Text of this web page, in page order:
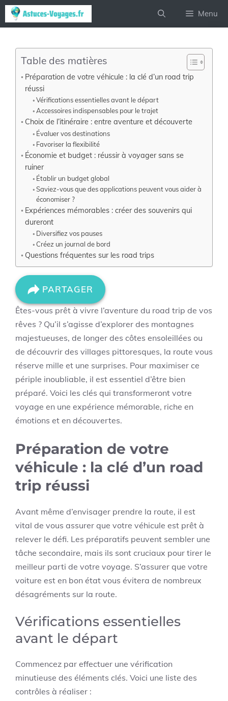
Aller
au
Menu
Table des matières
Préparation de votre véhicule : la clé d’un road trip
réussi
Vérifications essentielles avant le départ
Accessoires indispensables pour le trajet
Choix de l’itinéraire : entre aventure et découverte
Évaluer vos destinations
Favoriser la flexibilité
Économie et budget : réussir à voyager sans se
ruiner
Établir un budget global
Saviez-vous que des applications peuvent vous aider à
économiser ?
Expériences mémorables : créer des souvenirs qui
dureront
Diversifiez vos pauses
Créez un journal de bord
Questions fréquentes sur les road trips
PARTAGER
Êtes-vous prêt à vivre l’aventure du road trip de vos
rêves ? Qu’il s’agisse d’explorer des montagnes
majestueuses, de longer des côtes ensoleillées ou
de découvrir des villages pittoresques, la route vous
réserve mille et une surprises. Pour maximiser ce
périple inoubliable, il est essentiel d’être bien
préparé. Voici les clés qui transformeront votre
voyage en une expérience mémorable, riche en
émotions et en découvertes.
Préparation de votre
véhicule : la clé d’un road
trip réussi
Avant même d’envisager prendre la route, il est
vital de vous assurer que votre véhicule est prêt à
relever le défi. Les préparatifs peuvent sembler une
tâche secondaire, mais ils sont cruciaux pour tirer le
meilleur parti de votre voyage. S’assurer que votre
voiture est en bon état vous évitera de nombreux
désagréments sur la route.
Vérifications essentielles
avant le départ
Commencez par effectuer une vérification
minutieuse des éléments clés. Voici une liste des
contrôles à réaliser :